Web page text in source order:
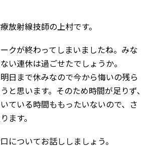
放射線技師の上村です。
クが終わってしまいましたね。みな
い連休は過ごせたでしょうか。
日まで休みなので今から悔いの残ら
と思います。そのため時間が足りず、
ている時間ももったいないので、さ
ます。
についてお話ししましょう。